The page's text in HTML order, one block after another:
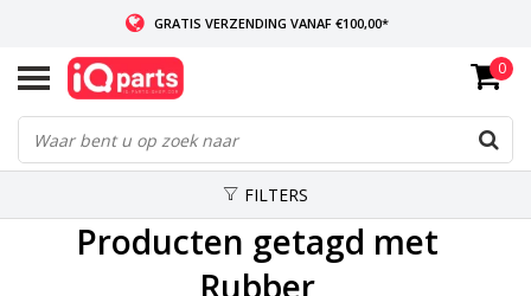
GRATIS VERZENDING VANAF €100,00*
INDIEN VOORRADIG: VOOR 14:00 BESTELD, ZELFDE DAG VERZONDEN
WERELDWIJDE LEVERING
0
FILTERS
Producten getagd met
Rubber